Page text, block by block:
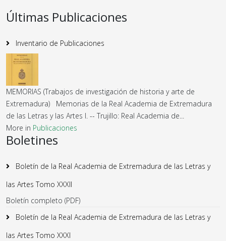
Últimas Publicaciones
Inventario de Publicaciones
MEMORIAS (Trabajos de investigación de historia y arte de
Extremadura) Memorias de la Real Academia de Extremadura
de las Letras y las Artes I. -- Trujillo: Real Academia de...
More in Publicaciones
Boletines
Boletín de la Real Academia de Extremadura de las Letras y
las Artes Tomo XXXII
Boletín completo (PDF)
Boletín de la Real Academia de Extremadura de las Letras y
las Artes Tomo XXXI